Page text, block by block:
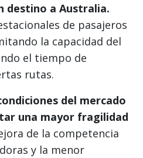
destino a Australia.
de pasajeros
la capacidad del
el tiempo de
rutas.
del mercado
una mayor fragilidad
de la competencia
y la menor